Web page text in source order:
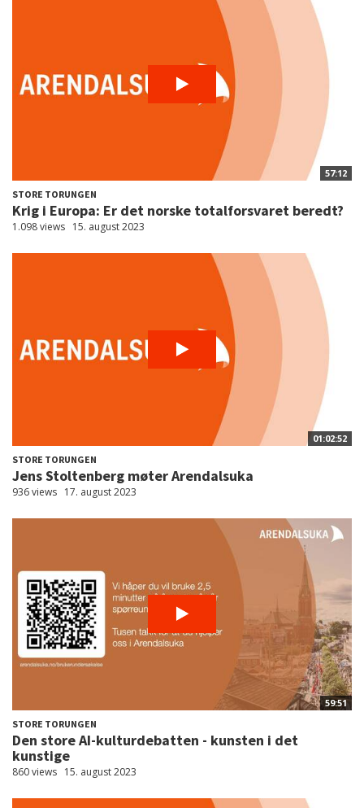
57:12
STORE TORUNGEN
Krig i Europa: Er det norske totalforsvaret beredt?
1.098 views 15. august 2023
01:02:52
STORE TORUNGEN
Jens Stoltenberg møter Arendalsuka
936 views 17. august 2023
59:51
STORE TORUNGEN
Den store AI-kulturdebatten - kunsten i det
kunstige
860 views 15. august 2023